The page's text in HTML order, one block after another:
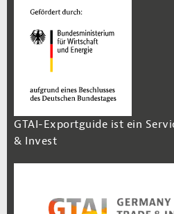
GTAI-Exportguide ist ein
& Invest